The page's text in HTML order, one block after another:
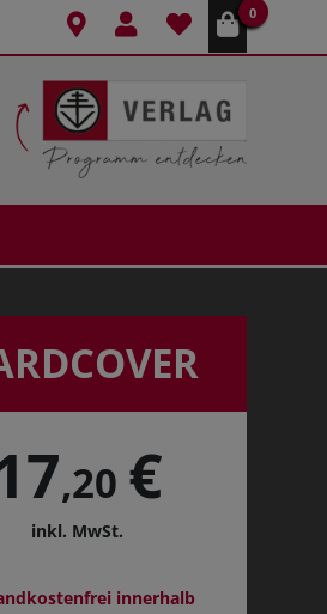
0
,20 €
inkl. MwSt.
innerhalb